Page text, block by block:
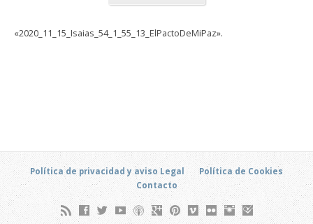
«2020_11_15_Isaias_54_1_55_13_ElPactoDeMiPaz».
Política de privacidad y aviso Legal
Política de Cookies
Contacto